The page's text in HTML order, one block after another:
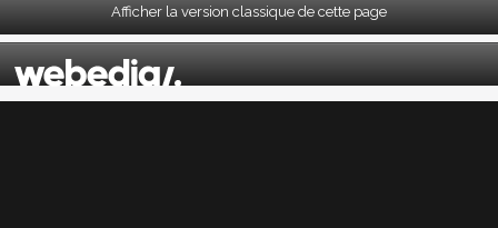
Afficher la version classique de cette page